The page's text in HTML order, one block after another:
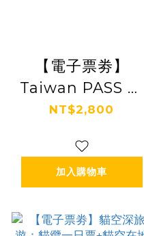
【電子票劵】
Taiwan PASS 高
鐵版｜高鐵+都會
人) Ⓕ
NT$2,800
加入購物車